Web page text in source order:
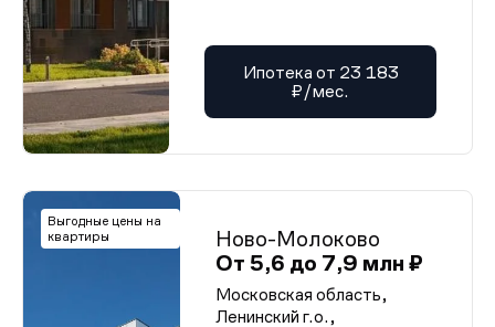
Ипотека от 23 183
₽/мес.
Выгодные цены на
квартиры
Ново-Молоково
От 5,6 до 7,9 млн ₽
Московская область,
Ленинский г.о.,